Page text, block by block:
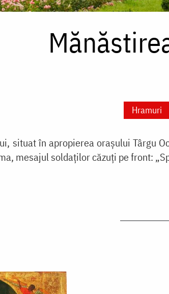
Hramuri
situat în apropierea orașului Târgu
mesajul soldaților căzuți pe front: